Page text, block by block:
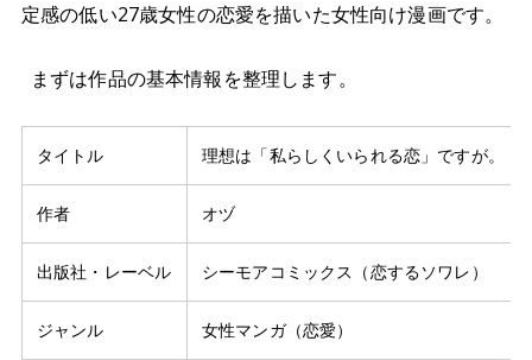
定感の低い27歳女性の恋愛を描いた女性向け漫画です。
まずは作品の基本情報を整理します。
タイトル 理想は「私らしくいられる恋」ですが。
作者 オヅ
出版社・レーベル シーモアコミックス（恋するソワレ）
ジャンル 女性マンガ（恋愛）